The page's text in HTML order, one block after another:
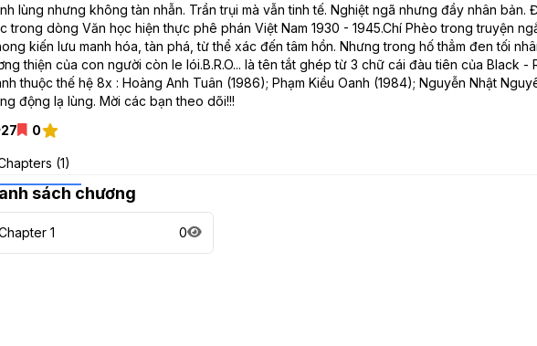
lùng nhưng không tàn nhẫn. Trần trụi mà vẫn tinh tế. Nghiệt ngã nhưng đầy nhân bản.
trong dòng Văn học hiện thực phê phán Việt Nam 1930 - 1945.Chí Phèo trong truyện
kiến lưu manh hóa, tàn phá, từ thể xác đến tâm hồn. Nhưng trong hố thẳm đen tối
thiện của con người còn le lói.B.R.O... là tên tắt ghép từ 3 chữ cái đàu tiên của Black
thuộc thế hệ 8x : Hoàng Anh Tuân (1986); Phạm Kiều Oanh (1984); Nguyễn Nhật
động lạ lùng. Mời các bạn theo dõi!!!
27
0
(1)
sách chương
1 0